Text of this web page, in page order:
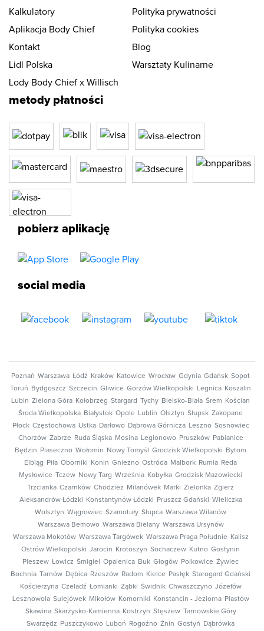
Kalkulatory
Polityka prywatności
Aplikacja Body Chief
Polityka cookies
Kontakt
Blog
Lidl Polska
Warsztaty Kulinarne
Lody Body Chief x Willisch
metody płatności
pobierz aplikację
social media
Poznań Warszawa Łódź Kraków Katowice Wrocław Gdynia Gdańsk Sopot
Toruń
Bydgoszcz Szczecin Gliwice Gorzów Wielkopolski Legnica Koszalin
Lubin Zielona Góra Kołobrzeg Stargard Tychy Bielsko-Biała Śrem
Kościan
Środa Wielkopolska Białystok Opole Lublin Olsztyn Słupsk Zakopane
Płock Częstochowa Ustka Darłowo Dąbrowa Górnicza Leszno Sosnowiec
Chorzów Zabrze Ruda Śląska Mosina Legionowo Pruszków
Pabianice
Będzin
Piaseczno Wołomin Nowy Tomyśl Grodzisk Wielkopolski
Bytom
Elbląg
Piła Oborniki Konin Gniezno Ostróda Malbork Rumia Reda
Mysłowice Tczew Nowy Targ Września Kobyłka Grodzisk Mazowiecki
Trzcianka Czarnków Chodzież Milanówek Marki Zielonka Zgierz
Aleksandrów Łódzki
Konstantynów Łódzki Pruszcz Gdański Wieliczka
Wolsztyn Wągrowiec Szamotuły Słupca Warszawa Wilanów
Warszawa Bemowo Warszawa Bielany Warszawa Ursynów
Warszawa Mokotów Warszawa Targówek Warszawa Praga Południe
Kalisz
Ostrów Wielkopolski Jarocin Krotoszyn Sochaczew Kutno Gostynin
Pleszew Łowicz Śmigiel Opalenica Buk Głogów Polkowice Żywiec
Bochnia Tarnów Dębica Rzeszów Radom Kielce Pasłęk Starogard Gdański
Kościerzyna Czeladź Łomianki Ząbki Świdnik Chwaszczyno Józefów
Lesznowola Sulejówek Mikołów Komorniki Konstancin - Jeziorna
Piastów
Skawina Skarżysko-Kamienna Kostrzyn Stęszew Tarnowskie Góry
Swarzędz
Puszczykowo Luboń Rogoźno Żnin Gostyń Dąbrówka